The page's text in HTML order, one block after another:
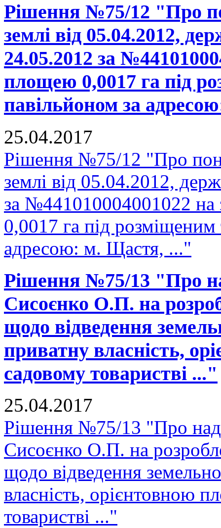
Рішення №75/12 "Про
землі від 05.04.2012,
24.05.2012 за
площею 0,0017 га під
павільйоном за
25.04.2017
Рішення №75/12 "Про
землі від 05.04.2012,
за №441010004001022 на
0,0017 га під
адресою: м. Щастя, ..."
Рішення №75/13 "Про
Сисоєнко О.П. на
щодо відведення
приватну власність,
садовому товаристві ..."
25.04.2017
Рішення №75/13 "Про
Сисоєнко О.П. на
щодо відведення
власність, орієнтовною
товаристві ..."